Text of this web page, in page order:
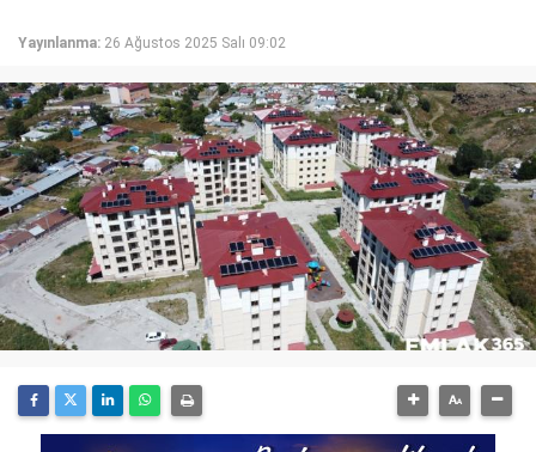
Yayınlanma: 26 Ağustos 2025 Salı 09:02